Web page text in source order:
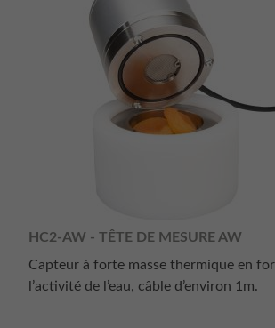
HC2-AW - TÊTE DE MESURE AW
Capteur à forte masse thermique en
l’activité de l’eau, câble d’environ 1m.